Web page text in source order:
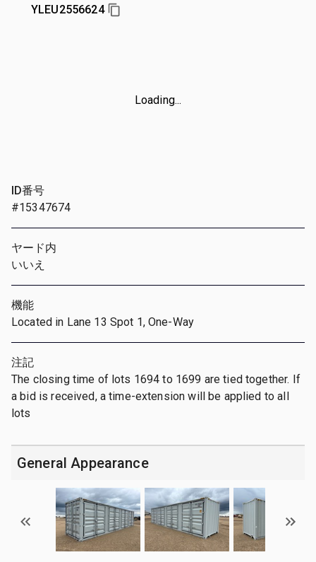
YLEU2556624
Loading...
ID番号
#15347674
ヤード内
いいえ
機能
Located in Lane 13 Spot 1, One-Way
注記
The closing time of lots 1694 to 1699 are tied together. If
a bid is received, a time-extension will be applied to all
lots
General Appearance